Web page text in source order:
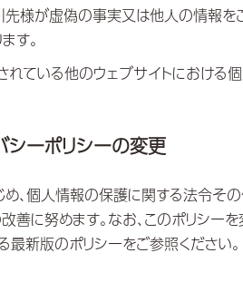
様が虚偽の事実又は他人の情報をご
す。
れている他のウェブサイトにおけ
シーポリシーの変更
、個人情報の保護に関する法令そ
善に努めます。なお、このポリシー
最新版のポリシーをご参照ください。